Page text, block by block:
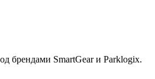
брендами SmartGear и Parklogix.